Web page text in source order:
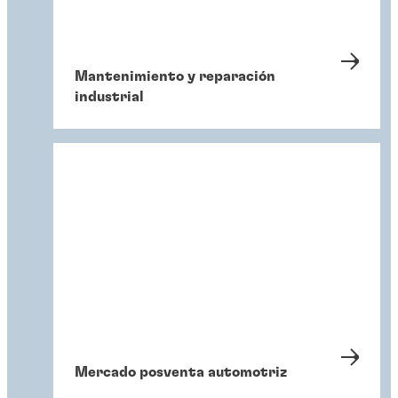
Mantenimiento y reparación
industrial
Mercado posventa automotriz